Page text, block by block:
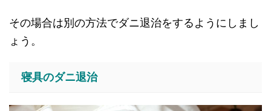
その場合は別の方法でダニ退治をするようにしまし
ょう。
寝具のダニ退治